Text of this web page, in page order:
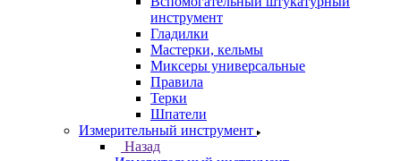
инструмент
Гладилки
Мастерки, кельмы
Миксеры универсальные
Правила
Терки
Шпатели
Измерительный инструмент
Назад